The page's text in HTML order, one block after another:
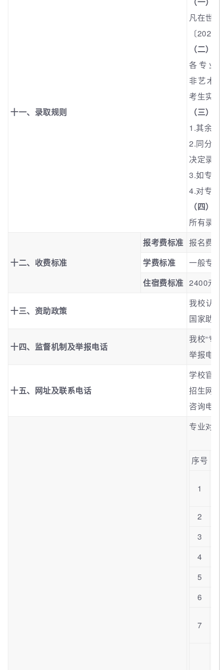
十一、录取规则
凡在世
〔
（二）
各专
非艺术
考生实
（三）
1.其余
2.同分
决定录
3.如专
4.对专
（四）
所有录
十二、收费标准
报考费标准 报名费
学费标准
一般专
住宿费标准 2400元
十三、资助政策
我校认
国家助
十四、监督机制及举报电话
我校“专
举报电
十五、网址及联系电话
学校官
招生网
咨询电
专业对
序号
1
2
3
4
5
6
7